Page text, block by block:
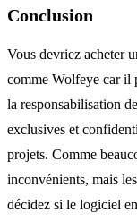
Conclusion
Vous devriez acheter
comme Wolfeye car il
la responsabilisation
exclusives et
projets. Comme
inconvénients, mais
décidez si le logiciel